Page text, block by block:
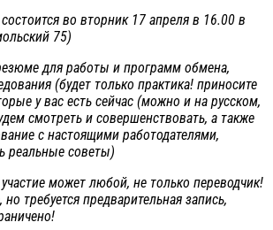
во вторник 17 апреля в 16.00 в
75)
для работы и программ обмена,
(будет только практика! приносите
у вас есть сейчас (можно и на русском,
смотреть и совершенствовать, а также
с настоящими работодателями,
реальные советы)
может любой, не только переводчик!
требуется предварительная запись,